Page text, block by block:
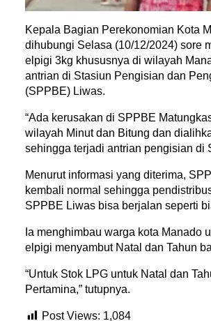
Kepala Bagian Perekonomian Kota
dihubungi Selasa (10/12/2024) sore
elpigi 3kg khususnya di wilayah
antrian di Stasiun Pengisian dan
(SPPBE) Liwas.
“Ada kerusakan di SPPBE
wilayah Minut dan Bitung dan
sehingga terjadi antrian pengisian di
Menurut informasi yang diterima,
kembali normal sehingga
SPPBE Liwas bisa berjalan seperti
Ia menghimbau warga kota Manado
elpigi menyambut Natal dan Tahun
“Untuk Stok LPG untuk Natal dan
Pertamina,” tutupnya.
Post Views: 1,084